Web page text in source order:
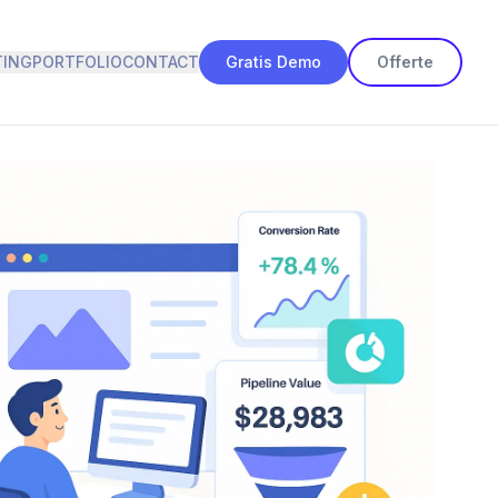
PORTFOLIOCONTACT Gratis Demo Offerte